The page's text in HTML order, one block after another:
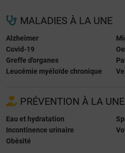
MALADIES À LA UNE
Alzheimer
Covid-19
Greffe d'organes
Leucémie myéloïde chronique
PRÉVENTION À LA UNE
Eau et hydratation
Incontinence urinaire
Obésité